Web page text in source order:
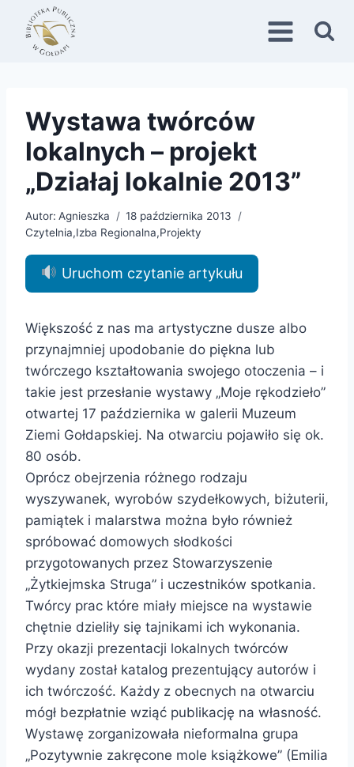
Przejdź
treści
Wystawa twórców
lokalnych – projekt
„Działaj lokalnie 2013”
Autor: Agnieszka
18 października 2013
Czytelnia,Izba Regionalna,Projekty
Uruchom czytanie artykułu
Większość z nas ma artystyczne dusze albo
przynajmniej upodobanie do piękna lub
twórczego kształtowania swojego otoczenia – i
takie jest przesłanie wystawy „Moje rękodzieło”
otwartej 17 października w galerii Muzeum
Ziemi Gołdapskiej. Na otwarciu pojawiło się ok.
80 osób.
Oprócz obejrzenia różnego rodzaju
wyszywanek, wyrobów szydełkowych, biżuterii,
pamiątek i malarstwa można było również
spróbować domowych słodkości
przygotowanych przez Stowarzyszenie
„Żytkiejmska Struga” i uczestników spotkania.
Twórcy prac które miały miejsce na wystawie
chętnie dzieliły się tajnikami ich wykonania.
Przy okazji prezentacji lokalnych twórców
wydany został katalog prezentujący autorów i
ich twórczość. Każdy z obecnych na otwarciu
mógł bezpłatnie wziąć publikację na własność.
Wystawę zorganizowała nieformalna grupa
„Pozytywnie zakręcone mole książkowe” (Emilia